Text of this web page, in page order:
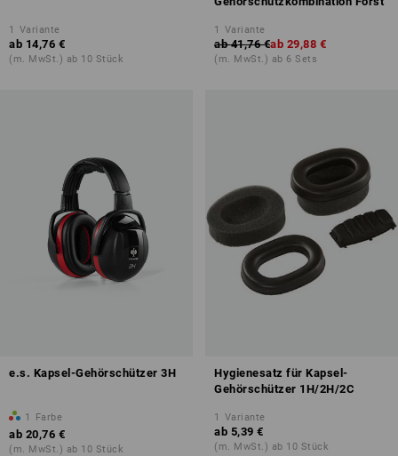
1 Variante
ab 14,76 €
(m. MwSt.) ab 10 Stück
1 Variante
ab 41,76 €ab 29,88 €
(m. MwSt.) ab 6 Sets
e.s. Kapsel-Gehörschützer 3H
1 Farbe
ab 20,76 €
(m. MwSt.) ab 10 Stück
Hygienesatz für Kapsel-
Gehörschützer 1H/2H/2C
1 Variante
ab 5,39 €
(m. MwSt.) ab 10 Stück